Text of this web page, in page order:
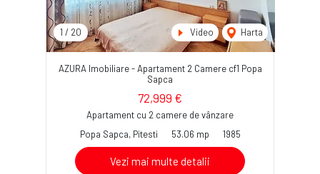
1 / 20 Video Harta
AZURA Imobiliare - Apartament 2 Camere cf1 Popa
Sapca
72,999 €
Apartament cu 2 camere de vânzare
Popa Sapca, Pitesti
53.06 mp 1985
Vezi mai multe detalii